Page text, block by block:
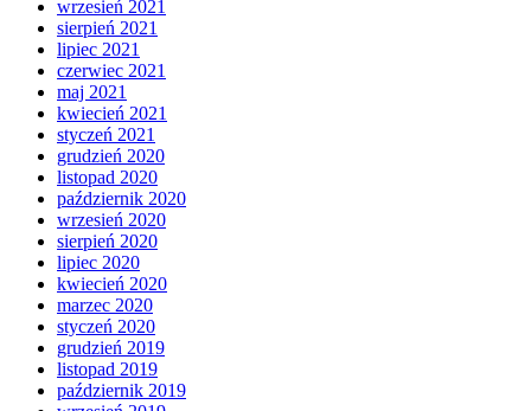
wrzesień 2021
sierpień 2021
lipiec 2021
czerwiec 2021
maj 2021
kwiecień 2021
styczeń 2021
grudzień 2020
listopad 2020
październik 2020
wrzesień 2020
sierpień 2020
lipiec 2020
kwiecień 2020
marzec 2020
styczeń 2020
grudzień 2019
listopad 2019
październik 2019